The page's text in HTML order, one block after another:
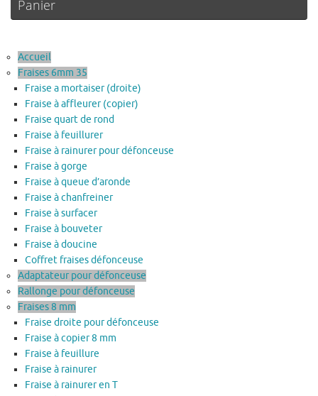
Panier
Accueil
Fraises 6mm 35
Fraise a mortaiser (droite)
Fraise à affleurer (copier)
Fraise quart de rond
Fraise à feuillurer
Fraise à rainurer pour défonceuse
Fraise à gorge
Fraise à queue d’aronde
Fraise à chanfreiner
Fraise à surfacer
Fraise à bouveter
Fraise à doucine
Coffret fraises défonceuse
Adaptateur pour défonceuse
Rallonge pour défonceuse
Fraises 8 mm
Fraise droite pour défonceuse
Fraise à copier 8 mm
Fraise à feuillure
Fraise à rainurer
Fraise à rainurer en T